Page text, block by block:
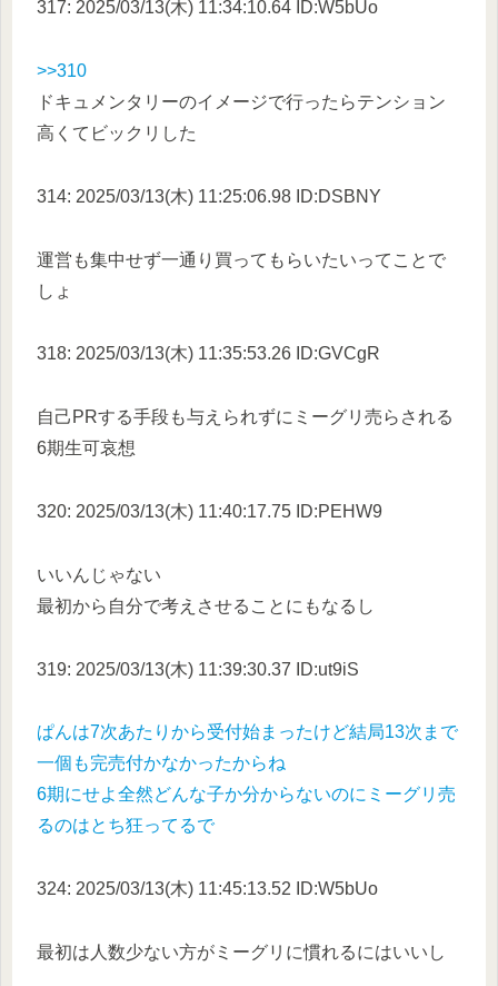
317: 2025/03/13(木) 11:34:10.64 ID:W5bUo
>>310
ドキュメンタリーのイメージで行ったらテンション
高くてビックリした
314: 2025/03/13(木) 11:25:06.98 ID:DSBNY
運営も集中せず一通り買ってもらいたいってことで
しょ
318: 2025/03/13(木) 11:35:53.26 ID:GVCgR
自己PRする手段も与えられずにミーグリ売らされる
6期生可哀想
320: 2025/03/13(木) 11:40:17.75 ID:PEHW9
いいんじゃない
最初から自分で考えさせることにもなるし
319: 2025/03/13(木) 11:39:30.37 ID:ut9iS
ぱんは7次あたりから受付始まったけど結局13次まで
一個も完売付かなかったからね
6期にせよ全然どんな子か分からないのにミーグリ売
るのはとち狂ってるで
324: 2025/03/13(木) 11:45:13.52 ID:W5bUo
最初は人数少ない方がミーグリに慣れるにはいいし